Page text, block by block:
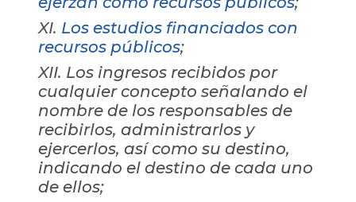
XI. Los estudios financiados con
recursos públicos;
XII. Los ingresos recibidos por
cualquier concepto señalando el
nombre de los responsables de
recibirlos, administrarlos y
ejercerlos, así como su destino,
indicando el destino de cada uno
de ellos;